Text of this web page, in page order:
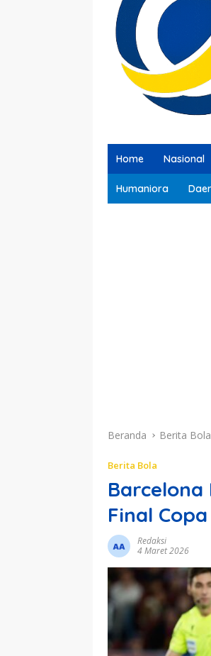
Home Nasional
Humaniora
Beranda Berita Bola
Berita Bola
Barcelona
Final
Redaksi
4 Maret 2026